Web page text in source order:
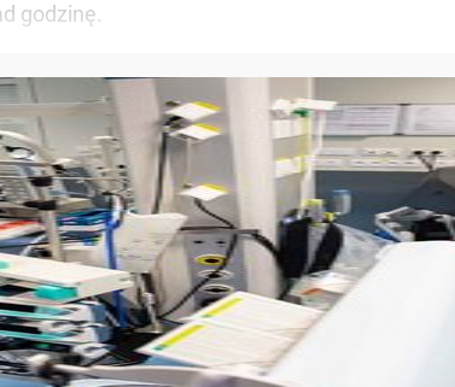
godzinę.